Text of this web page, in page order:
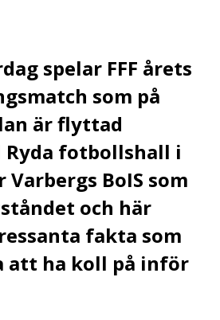
spelar FFF årets
som på
är flyttad
fotbollshall i
Varbergs BoIS som
och här
fakta som
att ha koll på inför